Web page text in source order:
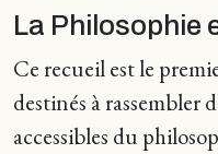
La Philosophie
Ce recueil est le
destinés à rassembler
accessibles du